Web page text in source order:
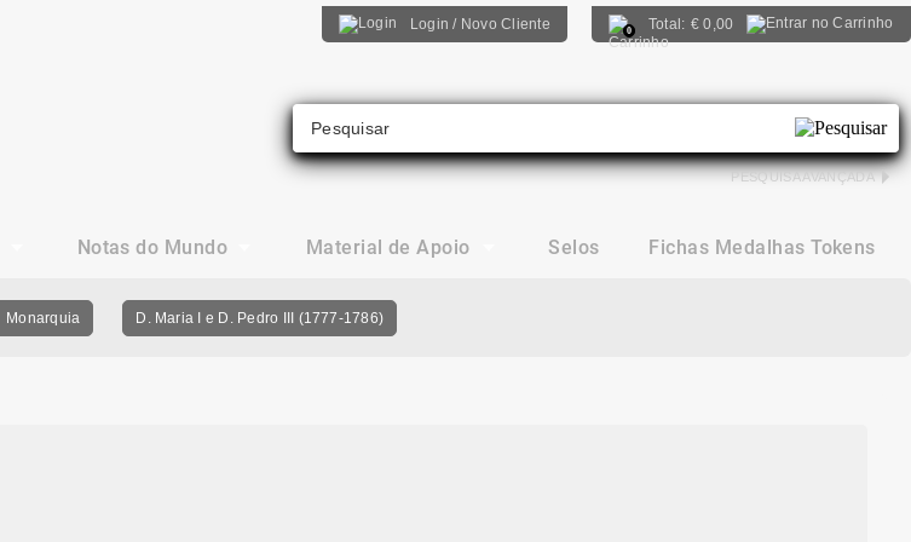
Login / Novo Cliente 0 Total: €0,00
PESQUISA AVANÇADA
Notas do Mundo Material de Apoio Selos Fichas Medalhas Tokens
Monarquia D. Maria I e D. Pedro III (1777-1786)